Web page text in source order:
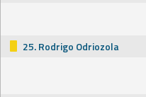
25. Rodrigo Odriozola